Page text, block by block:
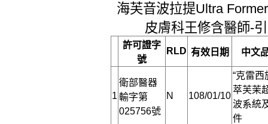
海芙音波拉提Ultra
皮膚科王修含醫師-
許可證字
號
RLD 有效日期 中文
1
衛部醫器
輸字第
025756號
N 108/01/10
“克雷西
萃芙茉
波系統
件